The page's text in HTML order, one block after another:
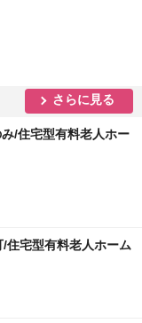
さらに見る
/住宅型有料老人ホー
/住宅型有料老人ホーム